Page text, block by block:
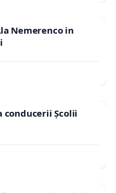
Nemerenco in
conducerii Școlii